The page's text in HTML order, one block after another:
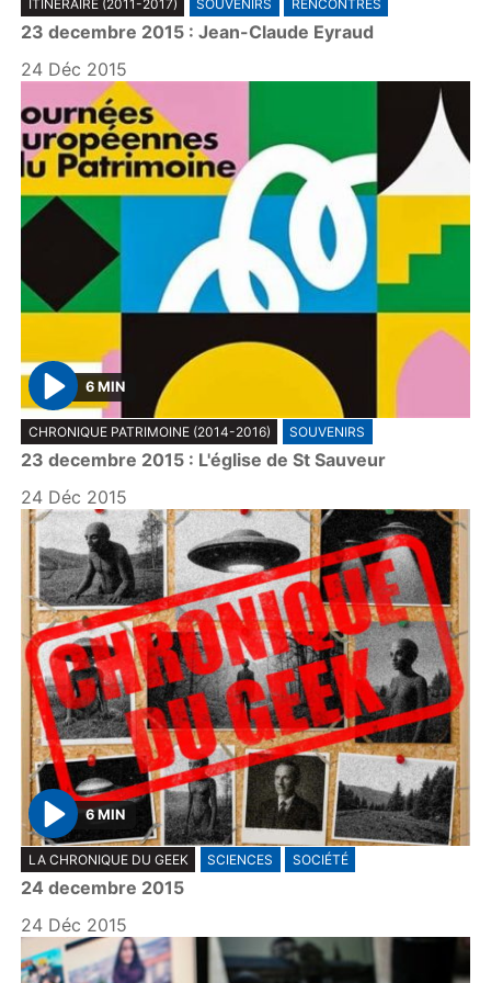
l
a
y
ITINÉRAIRE (2011-2017) SOUVENIRS RENCONTRES
23 decembre 2015 : Jean-Claude Eyraud
24 Déc 2015
P
l
a
y
6 MIN
CHRONIQUE PATRIMOINE (2014-2016) SOUVENIRS
23 decembre 2015 : L'église de St Sauveur
24 Déc 2015
P
l
a
y
6 MIN
LA CHRONIQUE DU GEEK SCIENCES SOCIÉTÉ
24 decembre 2015
24 Déc 2015